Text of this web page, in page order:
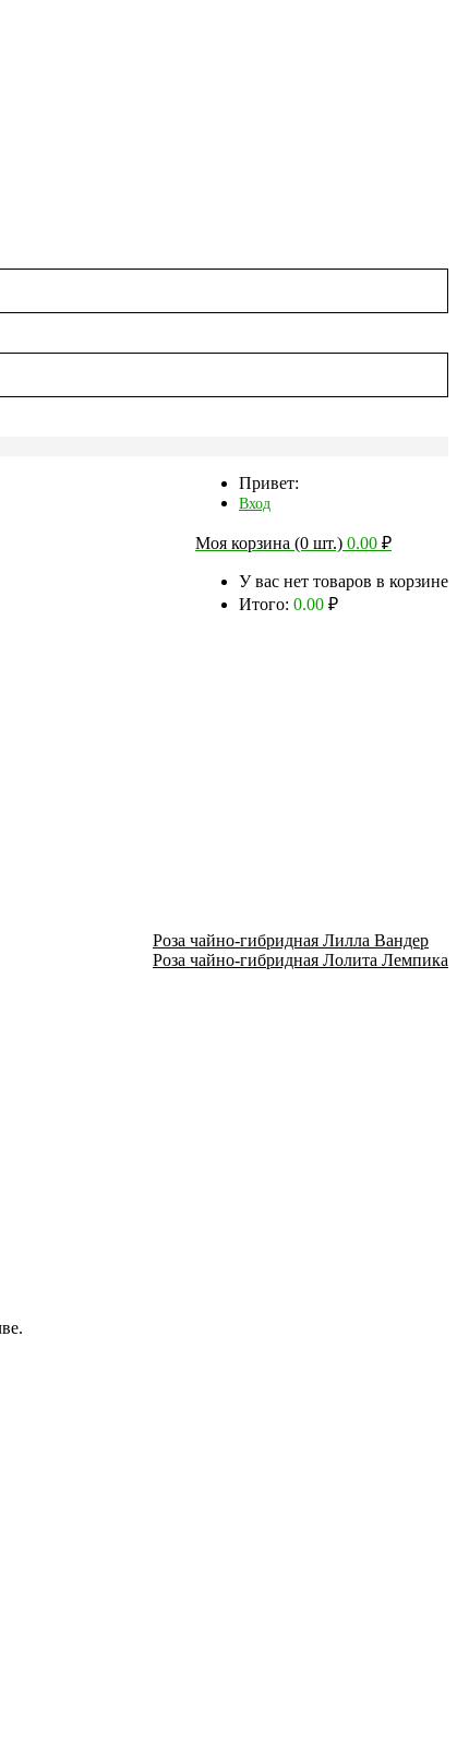
Привет:
Вход
Моя корзина (0 шт.) 0.00 ₽
У вас нет товаров в корзине
Итого: 0.00 ₽
Роза чайно-гибридная Лилла Вандер
Роза чайно-гибридная Лолита Лемпика